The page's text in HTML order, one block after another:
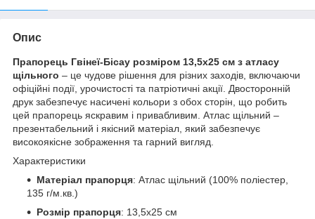
Опис
Прапорець Гвінеї-Бісау розміром 13,5х25 см з атласу
щільного – це чудове рішення для різних заходів, включаючи
офіційні події, урочистості та патріотичні акції. Двосторонній
друк забезпечує насичені кольори з обох сторін, що робить
цей прапорець яскравим і привабливим. Атлас щільний –
презентабельний і якісний матеріал, який забезпечує
високоякісне зображення та гарний вигляд.
Характеристики
Матеріал прапорця: Атлас щільний (100% поліестер,
135 г/м.кв.)
Розмір прапорця: 13,5х25 см